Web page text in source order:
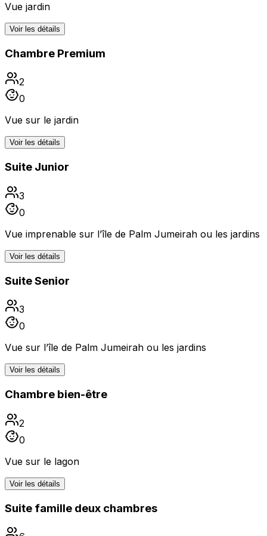
Vue jardin
Voir les détails
Chambre Premium
2
0
Vue sur le jardin
Voir les détails
Suite Junior
3
0
Vue imprenable sur l’île de Palm Jumeirah ou les jardins
Voir les détails
Suite Senior
3
0
Vue sur l’île de Palm Jumeirah ou les jardins
Voir les détails
Chambre bien-être
2
0
Vue sur le lagon
Voir les détails
Suite famille deux chambres